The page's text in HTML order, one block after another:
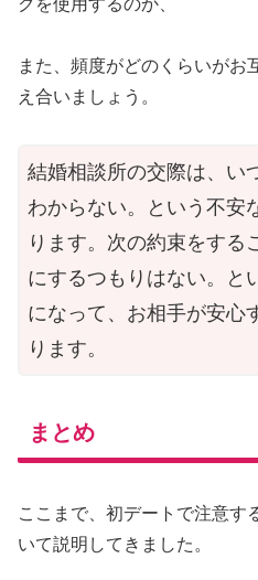
また、頻度がどのくらいがお
え合いましょう。
結婚相談所の交際は、い
わからない。という不安
ります。次の約束をする
にするつもりはない。と
になって、お相手が安心
ります。
まとめ
ここまで、初デートで注意す
いて説明してきました。